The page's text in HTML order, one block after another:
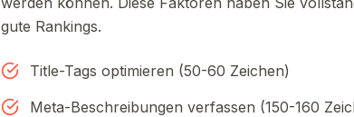
gute Rankings.
Title-Tags optimieren (50-60 Zeichen)
Meta-Beschreibungen verfassen (150-160